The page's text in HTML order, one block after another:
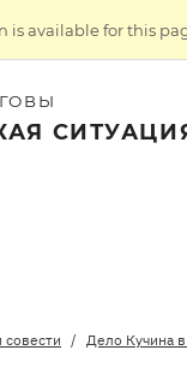
is available for this
совести Дело Кучина в